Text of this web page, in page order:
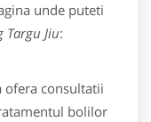
unde puteti
Targu Jiu:
ofera consultatii
bolilor